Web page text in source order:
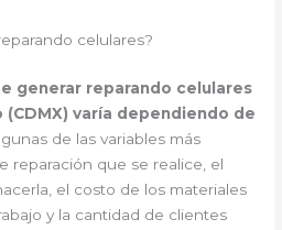
celulares?
generar reparando celulares
(CDMX) varía dependiendo de
de las variables más
reparación que se realice, el
el costo de los materiales
y la cantidad de clientes